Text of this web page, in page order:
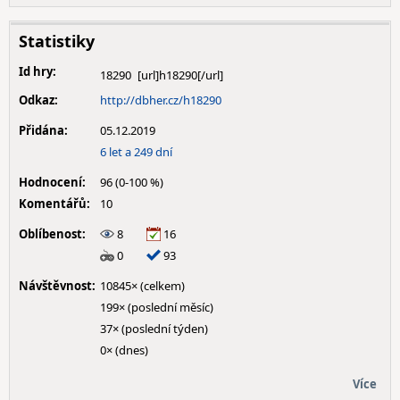
Statistiky
Id hry:
18290
Odkaz:
http://dbher.cz/h18290
Přidána:
05.12.2019
6 let a 249 dní
Hodnocení:
96 (0-100 %)
Komentářů:
10
Oblíbenost:
8
16
0
93
Návštěvnost: 10845× (celkem)
199× (poslední měsíc)
37× (poslední týden)
0× (dnes)
Více